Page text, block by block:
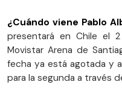
¿Cuándo viene Pablo
presentará en Chile el
Movistar Arena de
fecha ya está agotada y
para la segunda a través